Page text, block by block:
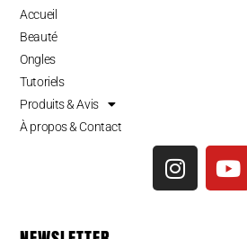
Accueil
Beauté
Ongles
Tutoriels
Produits & Avis
À propos & Contact